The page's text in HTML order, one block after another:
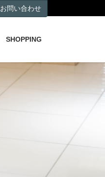
お問い合わせ
SHOPPING